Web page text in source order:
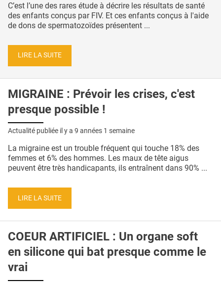
C’est l’une des rares étude à décrire les résultats de santé
des enfants conçus par FIV. Et ces enfants conçus à l'aide
de dons de spermatozoïdes présentent ...
LIRE LA SUITE
MIGRAINE : Prévoir les crises, c'est
presque possible !
Actualité publiée il y a 9 années 1 semaine
La migraine est un trouble fréquent qui touche 18% des
femmes et 6% des hommes. Les maux de tête aigus
peuvent être très handicapants, ils entraînent dans 90% ...
LIRE LA SUITE
COEUR ARTIFICIEL : Un organe soft
en silicone qui bat presque comme le
vrai